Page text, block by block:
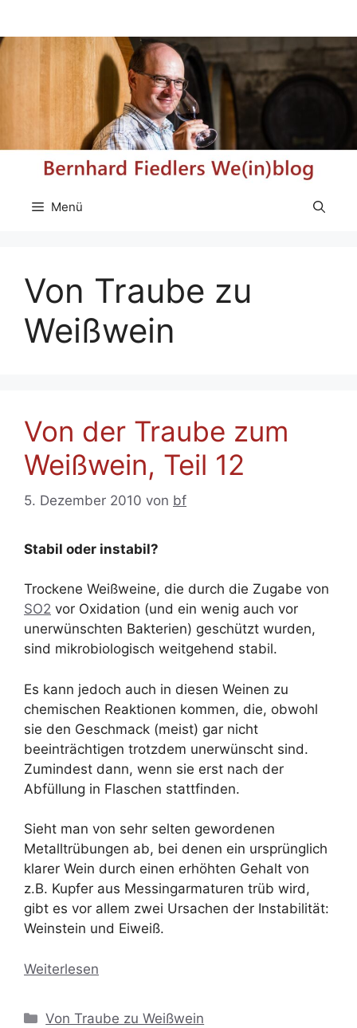
springen
Menü
Von Traube zu
Weißwein
Von der Traube zum
Weißwein, Teil 12
5. Dezember 2010 von bf
Stabil oder instabil?
Trockene Weißweine, die durch die Zugabe von
SO2 vor Oxidation (und ein wenig auch vor
unerwünschten Bakterien) geschützt wurden,
sind mikrobiologisch weitgehend stabil.
Es kann jedoch auch in diesen Weinen zu
chemischen Reaktionen kommen, die, obwohl
sie den Geschmack (meist) gar nicht
beeinträchtigen trotzdem unerwünscht sind.
Zumindest dann, wenn sie erst nach der
Abfüllung in Flaschen stattfinden.
Sieht man von sehr selten gewordenen
Metalltrübungen ab, bei denen ein ursprünglich
klarer Wein durch einen erhöhten Gehalt von
z.B. Kupfer aus Messingarmaturen trüb wird,
gibt es vor allem zwei Ursachen der Instabilität:
Weinstein und Eiweiß.
Weiterlesen
Kategorien
Von Traube zu Weißwein